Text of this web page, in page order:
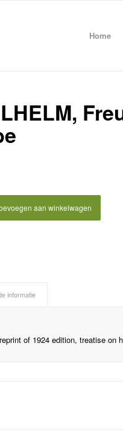
Home
aan winkelwagen
informatie
of 1924 edition, treatise on